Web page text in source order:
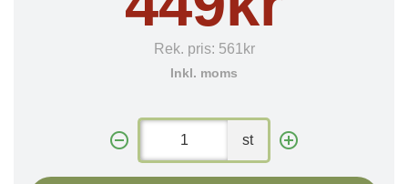
Rek. pris: 561kr
Inkl. moms
st